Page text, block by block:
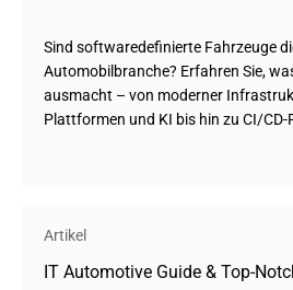
Sind softwaredefinierte Fahrzeuge
Automobilbranche? Erfahren Sie,
ausmacht – von moderner
Plattformen und KI bis hin zu CI/CD-
Artikel
IT Automotive Guide & Top-